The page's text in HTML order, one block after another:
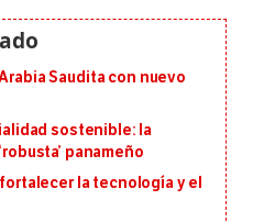
Saudita con nuevo
sostenible: la
panameño
la tecnología y el